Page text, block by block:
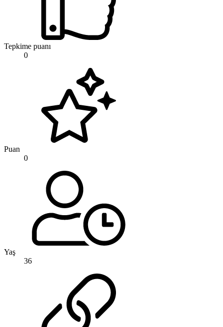
Tepkime puanı
0
Puan
0
Yaş
36